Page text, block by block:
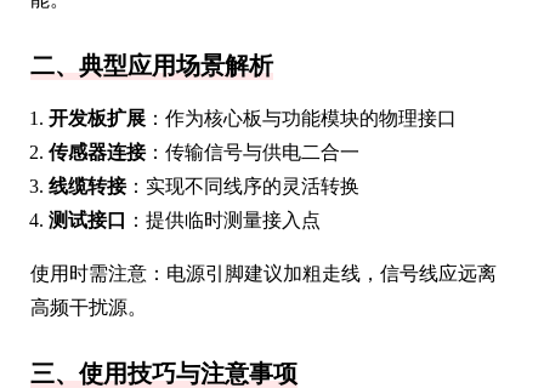
二、典型应用场景解析
开发板扩展 ：作为核心板与功能模块的物理接口
传感器连接：传输信号与供电二合一
线缆转接：实现不同线序的灵活转换
测试接口
：提供临时测量接入点
使用时需注意：电源引脚建议加粗走线，信号线应远离
高频干扰源。
三、使用技巧与注意事项